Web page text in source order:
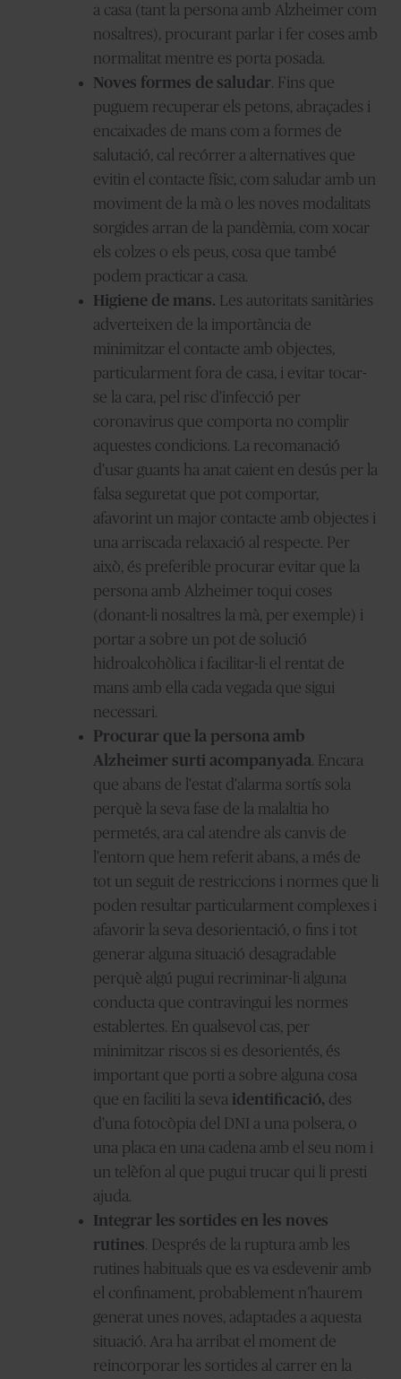
a casa (tant la persona amb Alzheimer com
nosaltres), procurant parlar i fer coses amb
normalitat mentre es porta posada.
Noves formes de saludar. Fins que
puguem recuperar els petons, abraçades i
encaixades de mans com a formes de
salutació, cal recórrer a alternatives que
evitin el contacte físic, com saludar amb un
moviment de la mà o les noves modalitats
sorgides arran de la pandèmia, com xocar
els colzes o els peus, cosa que també
podem practicar a casa.
Higiene de mans. Les autoritats sanitàries
adverteixen de la importància de
minimitzar el contacte amb objectes,
particularment fora de casa, i evitar tocar-
se la cara, pel risc d'infecció per
coronavirus que comporta no complir
aquestes condicions. La recomanació
d'usar guants ha anat caient en desús per la
falsa seguretat que pot comportar,
afavorint un major contacte amb objectes i
una arriscada relaxació al respecte. Per
això, és preferible procurar evitar que la
persona amb Alzheimer toqui coses
(donant-li nosaltres la mà, per exemple) i
portar a sobre un pot de solució
hidroalcohòlica i facilitar-li el rentat de
mans amb ella cada vegada que sigui
necessari.
Procurar que la persona amb
Alzheimer surti acompanyada. Encara
que abans de l'estat d'alarma sortís sola
perquè la seva fase de la malaltia ho
permetés, ara cal atendre als canvis de
l'entorn que hem referit abans, a més de
tot un seguit de restriccions i normes que li
poden resultar particularment complexes i
afavorir la seva desorientació, o fins i tot
generar alguna situació desagradable
perquè algú pugui recriminar-li alguna
conducta que contravingui les normes
establertes. En qualsevol cas, per
minimitzar riscos si es desorientés, és
important que porti a sobre alguna cosa
que en faciliti la seva identificació, des
d'una fotocòpia del DNI a una polsera, o
una placa en una cadena amb el seu nom i
un telèfon al que pugui trucar qui li presti
ajuda.
Integrar les sortides en les noves
rutines. Després de la ruptura amb les
rutines habituals que es va esdevenir amb
el confinament, probablement n’haurem
generat unes noves, adaptades a aquesta
situació. Ara ha arribat el moment de
reincorporar les sortides al carrer en la